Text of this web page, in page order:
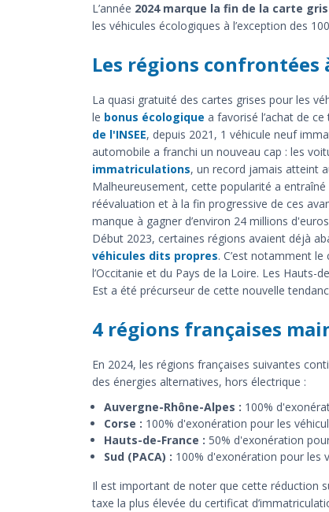
L’année 2024 marque la fin de la carte
les véhicules écologiques à l’exception des
Les régions
La quasi gratuité des cartes grises pour les
le bonus écologique a favorisé l’achat de
de l'INSEE, depuis 2021, 1 véhicule neuf
automobile a franchi un nouveau cap : les
immatriculations, un record jamais atteint
Malheureusement, cette popularité a entraîné
réévaluation et à la fin progressive de ces
manque à gagner d’environ 24 millions
Début 2023, certaines régions avaient déjà
véhicules dits propres. C’est notamment
l’Occitanie et du Pays de la Loire. Les Hauts-
Est a été précurseur de cette nouvelle
4 régions françaises
En 2024, les régions françaises suivantes
des énergies alternatives, hors électrique :
Auvergne-Rhône-Alpes : 100%
Corse : 100% d'exonération pour les
Hauts-de-France : 50% d'exonération
Sud (PACA) : 100% d'exonération pour les
Il est important de noter que cette réduction
taxe la plus élevée du certificat